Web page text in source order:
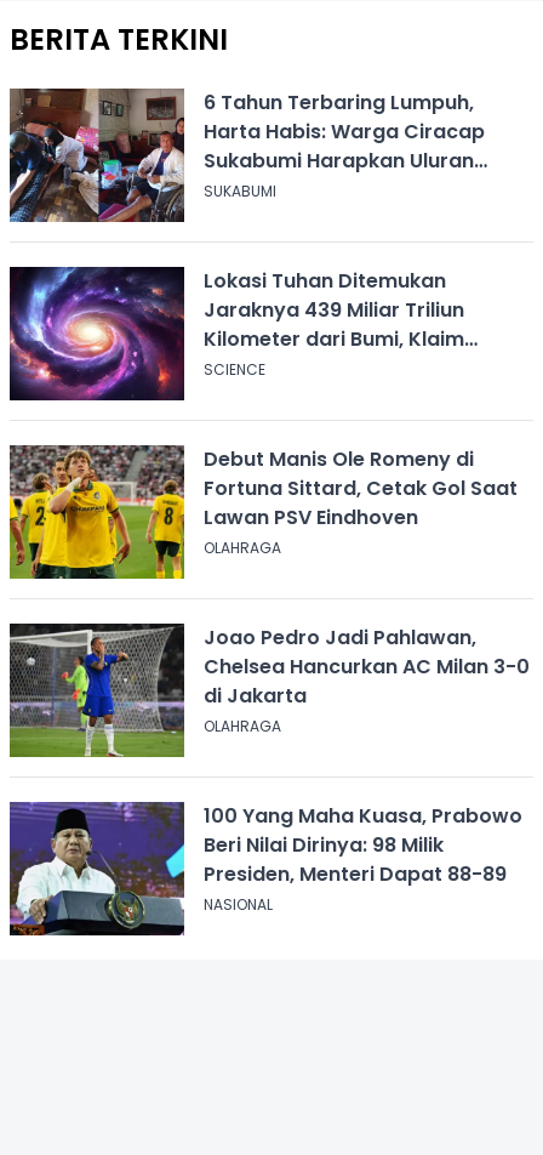
BERITA TERKINI
6 Tahun Terbaring Lumpuh,
Harta Habis: Warga Ciracap
Sukabumi Harapkan Uluran
Tangan KDM
SUKABUMI
Lokasi Tuhan Ditemukan
Jaraknya 439 Miliar Triliun
Kilometer dari Bumi, Klaim
Ilmuwan Harvard
SCIENCE
Debut Manis Ole Romeny di
Fortuna Sittard, Cetak Gol Saat
Lawan PSV Eindhoven
OLAHRAGA
Joao Pedro Jadi Pahlawan,
Chelsea Hancurkan AC Milan 3-0
di Jakarta
OLAHRAGA
100 Yang Maha Kuasa, Prabowo
Beri Nilai Dirinya: 98 Milik
Presiden, Menteri Dapat 88-89
NASIONAL